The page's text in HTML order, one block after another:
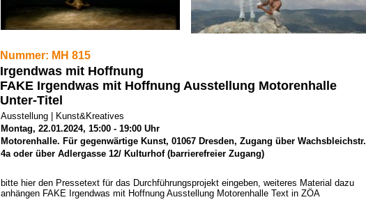
Nummer: MH 815
Irgendwas mit Hoffnung
FAKE Irgendwas mit Hoffnung Ausstellung Motorenhalle
Unter-Titel
Ausstellung | Kunst&Kreatives
Montag, 22.01.2024, 15:00 - 19:00 Uhr
Motorenhalle. Für gegenwärtige Kunst, 01067 Dresden, Zugang über Wachsbleichstr.
4a oder über Adlergasse 12/ Kulturhof (barrierefreier Zugang)
bitte hier den Pressetext für das Durchführungsprojekt eingeben, weiteres Material dazu
anhängen FAKE Irgendwas mit Hoffnung Ausstellung Motorenhalle Text in ZÖA